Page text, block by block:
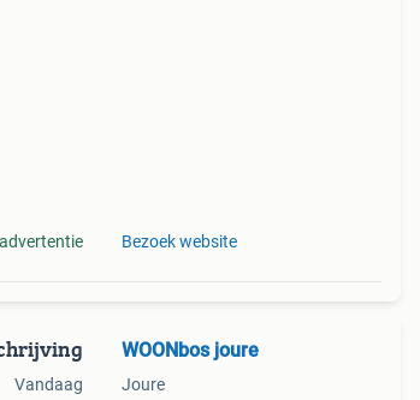
Bezoek website
Vandaag
WOONbos joure
Joure